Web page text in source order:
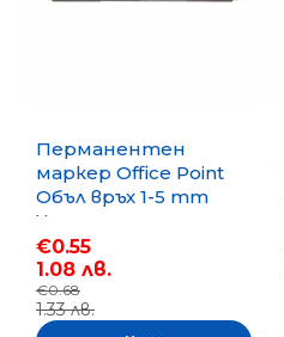
Перманентен
маркер Office Point
Объл връх 1-5 mm
Черен
€0.55
1.08 лв.
€0.68
1.33 лв.